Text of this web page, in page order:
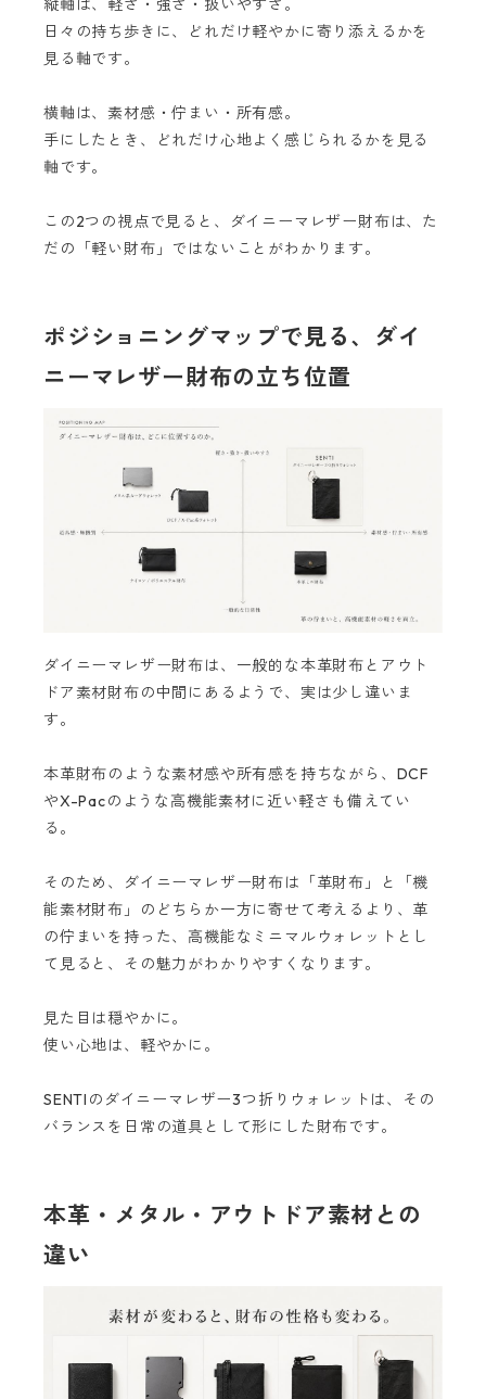
縦軸は、軽さ・強さ・扱いやすさ。
日々の持ち歩きに、どれだけ軽やかに寄り添えるかを
見る軸です。
横軸は、素材感・佇まい・所有感。
手にしたとき、どれだけ心地よく感じられるかを見る
軸です。
この2つの視点で見ると、ダイニーマレザー財布は、た
だの「軽い財布」ではないことがわかります。
ポジショニングマップで見る、ダイ
ニーマレザー財布の立ち位置
ダイニーマレザー財布は、一般的な本革財布とアウト
ドア素材財布の中間にあるようで、実は少し違いま
す。
本革財布のような素材感や所有感を持ちながら、DCF
やX-Pacのような高機能素材に近い軽さも備えてい
る。
そのため、ダイニーマレザー財布は「革財布」と「機
能素材財布」のどちらか一方に寄せて考えるより、革
の佇まいを持った、高機能なミニマルウォレットとし
て見ると、その魅力がわかりやすくなります。
見た目は穏やかに。
使い心地は、軽やかに。
SENTIのダイニーマレザー3つ折りウォレットは、その
バランスを日常の道具として形にした財布です。
本革・メタル・アウトドア素材との
違い